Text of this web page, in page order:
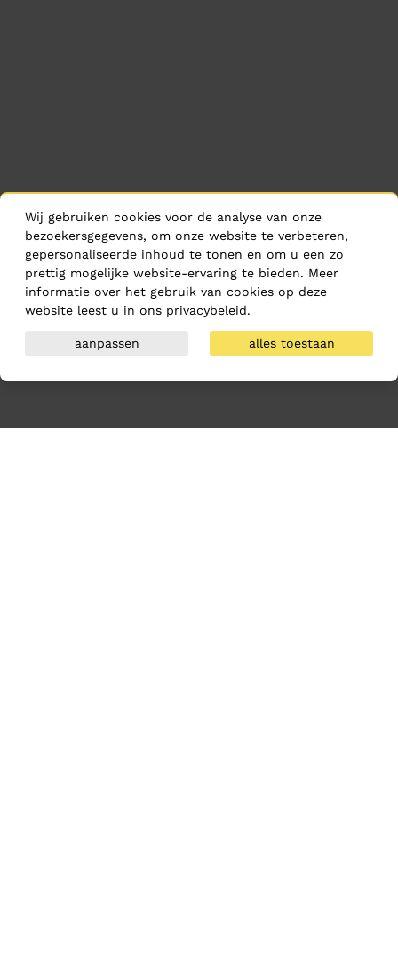
Wij gebruiken cookies voor de analyse van onze
bezoekersgegevens, om onze website te verbeteren,
gepersonaliseerde inhoud te tonen en om u een zo
prettig mogelijke website-ervaring te bieden. Meer
informatie over het gebruik van cookies op deze
website leest u in ons privacybeleid.
aanpassen alles toestaan